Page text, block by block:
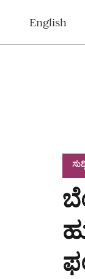
English